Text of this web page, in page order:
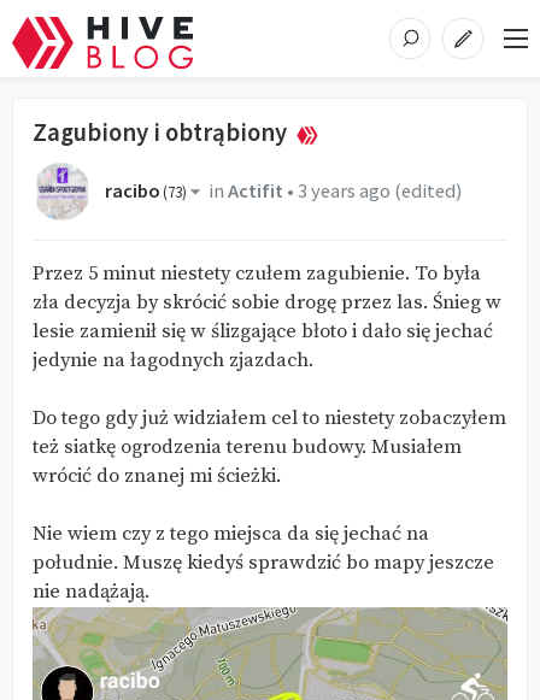
Zagubiony i obtrąbiony
racibo(73) inActifit •3 years ago (edited)
Przez 5 minut niestety czułem zagubienie. To była
zła decyzja by skrócić sobie drogę przez las. Śnieg w
lesie zamienił się w ślizgające błoto i dało się jechać
jedynie na łagodnych zjazdach.
Do tego gdy już widziałem cel to niestety zobaczyłem
też siatkę ogrodzenia terenu budowy. Musiałem
wrócić do znanej mi ścieżki.
Nie wiem czy z tego miejsca da się jechać na
południe. Muszę kiedyś sprawdzić bo mapy jeszcze
nie nadążają.